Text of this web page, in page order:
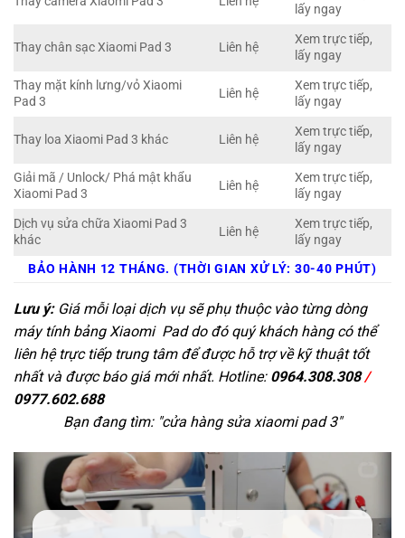
lấy ngay
Thay chân sạc Xiaomi Pad 3 Liên hệ
Xem trực tiếp,
lấy ngay
Thay mặt kính lưng/vỏ Xiaomi
Pad 3
Liên hệ
Xem trực tiếp,
lấy ngay
Thay loa Xiaomi Pad 3 khác Liên hệ
Xem trực tiếp,
lấy ngay
Giải mã / Unlock/ Phá mật khẩu
Xiaomi Pad 3
Liên hệ
Xem trực tiếp,
lấy ngay
Dịch vụ sửa chữa Xiaomi Pad 3
khác
Liên hệ
Xem trực tiếp,
lấy ngay
BẢO HÀNH 12 THÁNG. (THỜI GIAN XỬ LÝ: 30-40 PHÚT)
Lưu ý:Giá mỗi loại dịch vụ sẽ phụ thuộc vào từng dòng
máy tính bảng Xiaomi Pad do đó quý khách hàng có thể
liên hệ trực tiếp trung tâm để được hỗ trợ về kỹ thuật tốt
nhất và được báo giá mới nhất. Hotline: 0964.308.308/
0977.602.688
Bạn đang tìm: "cửa hàng sửa xiaomi pad 3"